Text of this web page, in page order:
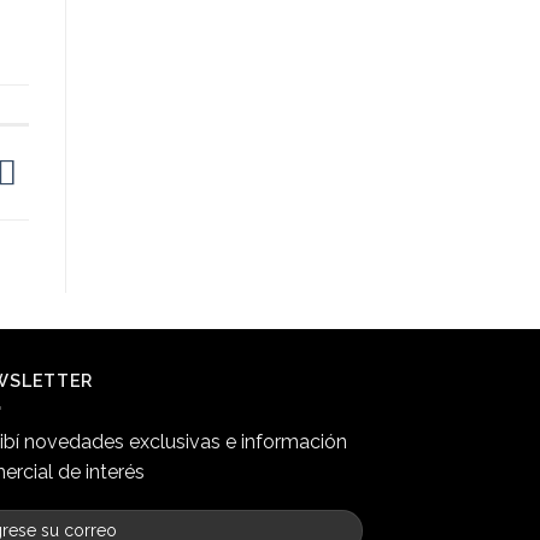
novedades exclusivas e información
de interés